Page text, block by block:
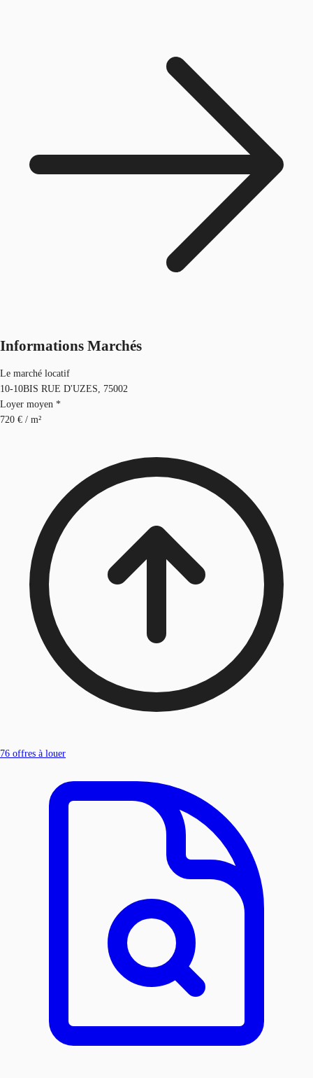
Informations Marchés
Le marché locatif
10-10BIS RUE D'UZES, 75002
Loyer moyen *
720 € / m²
76 offres à louer